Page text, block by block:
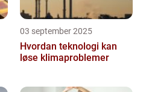
03 september 2025
Hvordan teknologi kan
løse klimaproblemer